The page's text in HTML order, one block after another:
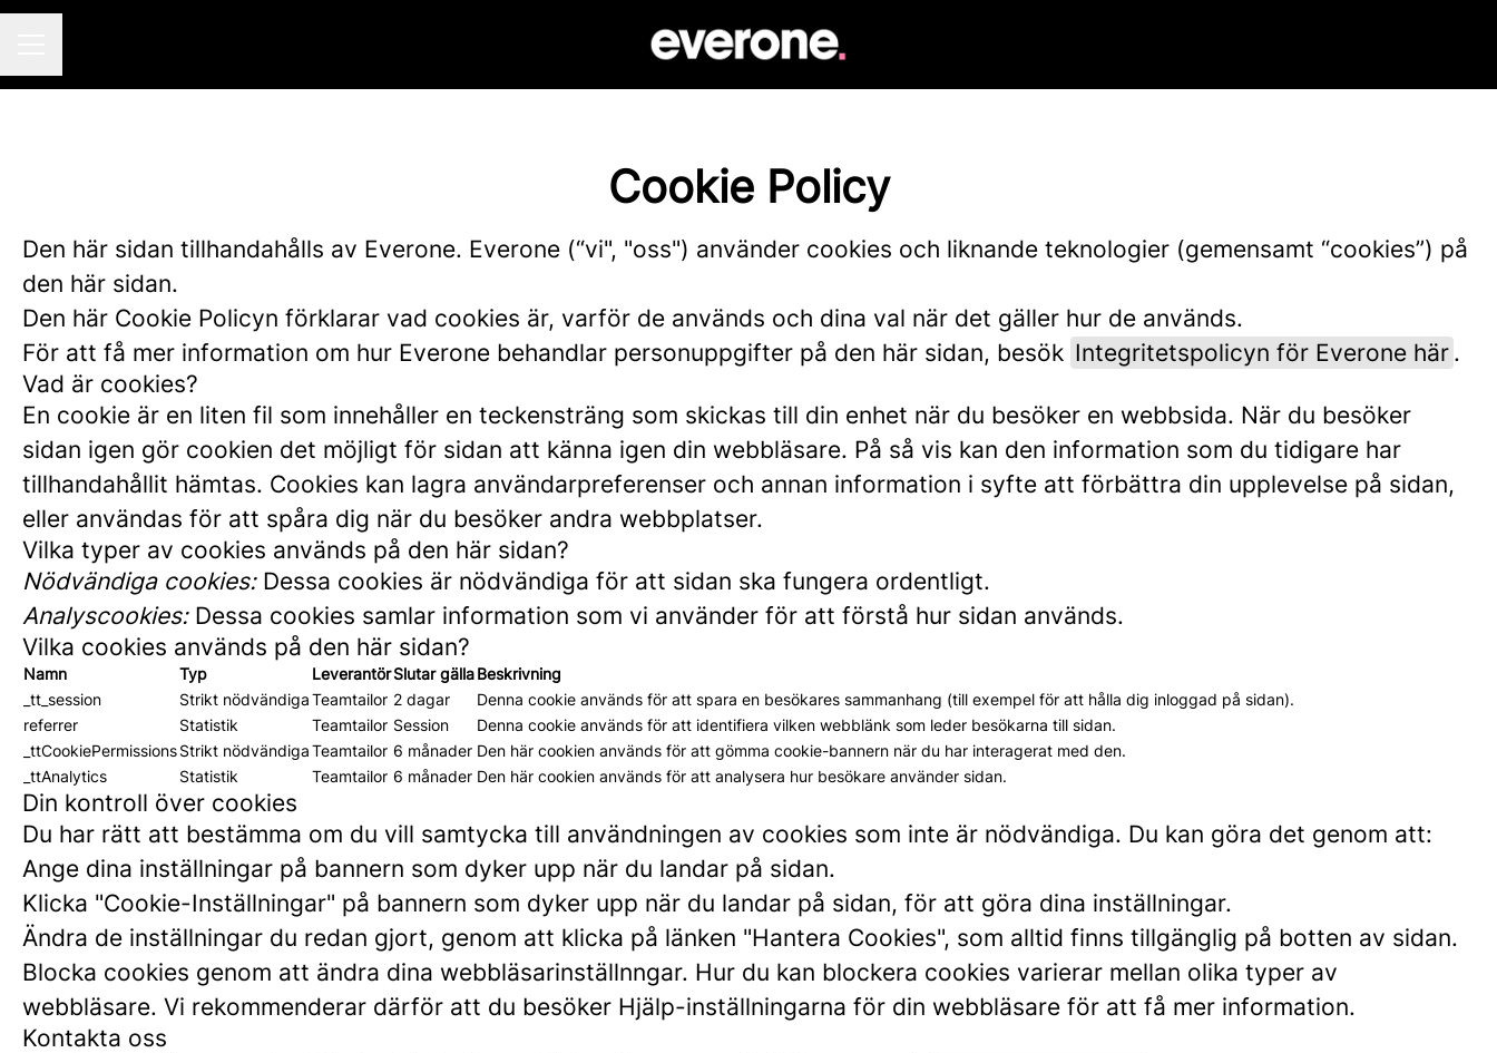
Cookie Policy
Den här sidan tillhandahålls av Everone. Everone (“vi", "oss") använder cookies och liknande teknologier (gemensamt “cookies”) på
den här sidan.
Den här Cookie Policyn förklarar vad cookies är, varför de används och dina val när det gäller hur de används.
För att få mer information om hur Everone behandlar personuppgifter på den här sidan, besök Integritetspolicyn för Everone här .
Vad är cookies?
En cookie är en liten fil som innehåller en teckensträng som skickas till din enhet när du besöker en webbsida. När du besöker
sidan igen gör cookien det möjligt för sidan att känna igen din webbläsare. På så vis kan den information som du tidigare har
tillhandahållit hämtas. Cookies kan lagra användarpreferenser och annan information i syfte att förbättra din upplevelse på sidan,
eller användas för att spåra dig när du besöker andra webbplatser.
Vilka typer av cookies används på den här sidan?
Nödvändiga cookies:Dessa cookies är nödvändiga för att sidan ska fungera ordentligt.
Analyscookies:Dessa cookies samlar information som vi använder för att förstå hur sidan används.
Vilka cookies används på den här sidan?
Namn Typ LeverantörSlutar gällaBeskrivning
_tt_session
Strikt nödvändigaTeamtailor 2 dagar
Denna cookie används för att spara en besökares sammanhang (till exempel för att hålla dig inloggad på sidan).
referrer
Statistik Teamtailor Session
Denna cookie används för att identifiera vilken webblänk som leder besökarna till sidan.
_ttCookiePermissionsStrikt nödvändigaTeamtailor 6 månader Den här cookien används för att gömma cookie-bannern när du har interagerat med den.
_ttAnalytics
Statistik Teamtailor 6 månader Den här cookien används för att analysera hur besökare använder sidan.
Din kontroll över cookies
Du har rätt att bestämma om du vill samtycka till användningen av cookies som inte är nödvändiga. Du kan göra det genom att:
Ange dina inställningar på bannern som dyker upp när du landar på sidan.
Klicka "Cookie-Inställningar" på bannern som dyker upp när du landar på sidan, för att göra dina inställningar.
Ändra de inställningar du redan gjort, genom att klicka på länken "Hantera Cookies", som alltid finns tillgänglig på botten av sidan.
Blocka cookies genom att ändra dina webbläsarinställnngar. Hur du kan blockera cookies varierar mellan olika typer av
webbläsare. Vi rekommenderar därför att du besöker Hjälp-inställningarna för din webbläsare för att få mer information.
Kontakta oss